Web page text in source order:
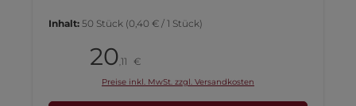
Inhalt: 50 Stück (0,40 € / 1 Stück)
20,11 €
Preise inkl. MwSt. zzgl. Versandkosten